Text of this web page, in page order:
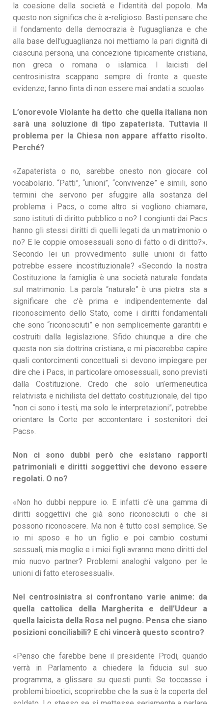
la coesione della società e l’identità del popolo. Ma
questo non significa che è a-religioso. Basti pensare che
il fondamento della democrazia è l’uguaglianza e che
alla base dell’uguaglianza noi mettiamo la pari dignità di
ciascuna persona, una concezione tipicamente cristiana,
non greca o romana o islamica. I laicisti del
centrosinistra scappano sempre di fronte a queste
evidenze; fanno finta di non essere mai andati a scuola».
L’onorevole Violante ha detto che quella italiana non
sarà una soluzione di tipo zapaterista. Tuttavia il
problema per la Chiesa non appare affatto risolto.
Perché?
«Zapaterista o no, sarebbe onesto non giocare col
vocabolario. “Patti”, “unioni”, “convivenze” e simili, sono
termini che servono per sfuggire alla sostanza del
problema: i Pacs, o come altro si vogliono chiamare,
sono istituti di diritto pubblico o no? I congiunti dai Pacs
hanno gli stessi diritti di quelli legati da un matrimonio o
no? E le coppie omosessuali sono di fatto o di diritto?».
Secondo lei un provvedimento sulle unioni di fatto
potrebbe essere incostituzionale? «Secondo la nostra
Costituzione la famiglia è una società naturale fondata
sul matrimonio. La parola “naturale” è una pietra: sta a
significare che c’è prima e indipendentemente dal
riconoscimento dello Stato, come i diritti fondamentali
che sono “riconosciuti” e non semplicemente garantiti e
costruiti dalla legislazione. Sfido chiunque a dire che
questa non sia dottrina cristiana, e mi piacerebbe capire
quali contorcimenti concettuali si devono impiegare per
dire che i Pacs, in particolare omosessuali, sono previsti
dalla Costituzione. Credo che solo un’ermeneutica
relativista e nichilista del dettato costituzionale, del tipo
“non ci sono i testi, ma solo le interpretazioni”, potrebbe
orientare la Corte per accontentare i sostenitori dei
Pacs».
Non ci sono dubbi però che esistano rapporti
patrimoniali e diritti soggettivi che devono essere
regolati. O no?
«Non ho dubbi neppure io. E infatti c’è una gamma di
diritti soggettivi che già sono riconosciuti o che si
possono riconoscere. Ma non è tutto così semplice. Se
io mi sposo e ho un figlio e poi cambio costumi
sessuali, mia moglie e i miei figli avranno meno diritti del
mio nuovo partner? Problemi analoghi valgono per le
unioni di fatto eterosessuali».
Nel centrosinistra si confrontano varie anime: da
quella cattolica della Margherita e dell’Udeur a
quella laicista della Rosa nel pugno. Pensa che siano
posizioni conciliabili? E chi vincerà questo scontro?
«Penso che farebbe bene il presidente Prodi, quando
verrà in Parlamento a chiedere la fiducia sul suo
programma, a glissare su questi punti. Se toccasse i
problemi bioetici, scoprirebbe che la sua è la coperta del